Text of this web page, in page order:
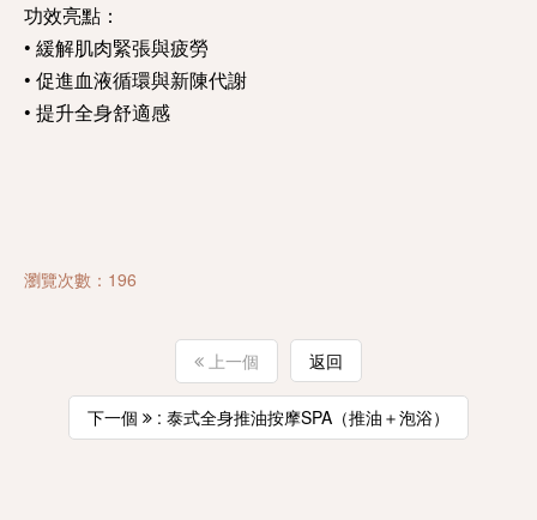
功效亮點：
• 緩解肌肉緊張與疲勞
• 促進血液循環與新陳代謝
• 提升全身舒適感
瀏覽次數：196
上一個 返回
下一個 : 泰式全身推油按摩SPA（推油＋泡浴）